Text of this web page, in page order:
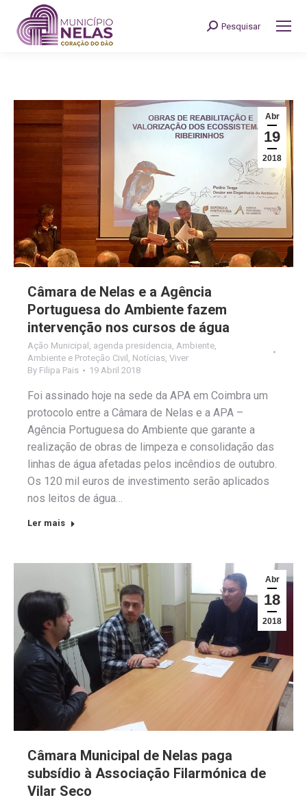
Search:
Pesquisar
Abr
19
2018
Câmara de Nelas e a Agência
Portuguesa do Ambiente fazem
intervenção nos cursos de água
Ação Municipal , agenda presidencia, Ambiente,
Ambiente e Proteção Civil , Notícias, Viver
By Filipa Pais 19 Abril 2018
Foi assinado hoje na sede da APA em Coimbra um
protocolo entre a Câmara de Nelas e a APA –
Agência Portuguesa do Ambiente que garante a
realização de obras de limpeza e consolidação das
linhas de água afetadas pelos incêndios de outubro.
Os 120 mil euros de investimento serão aplicados
nos leitos de água…
Ler mais
Abr
18
2018
Câmara Municipal de Nelas paga
subsídio à Associação Filarmónica de
Vilar Seco